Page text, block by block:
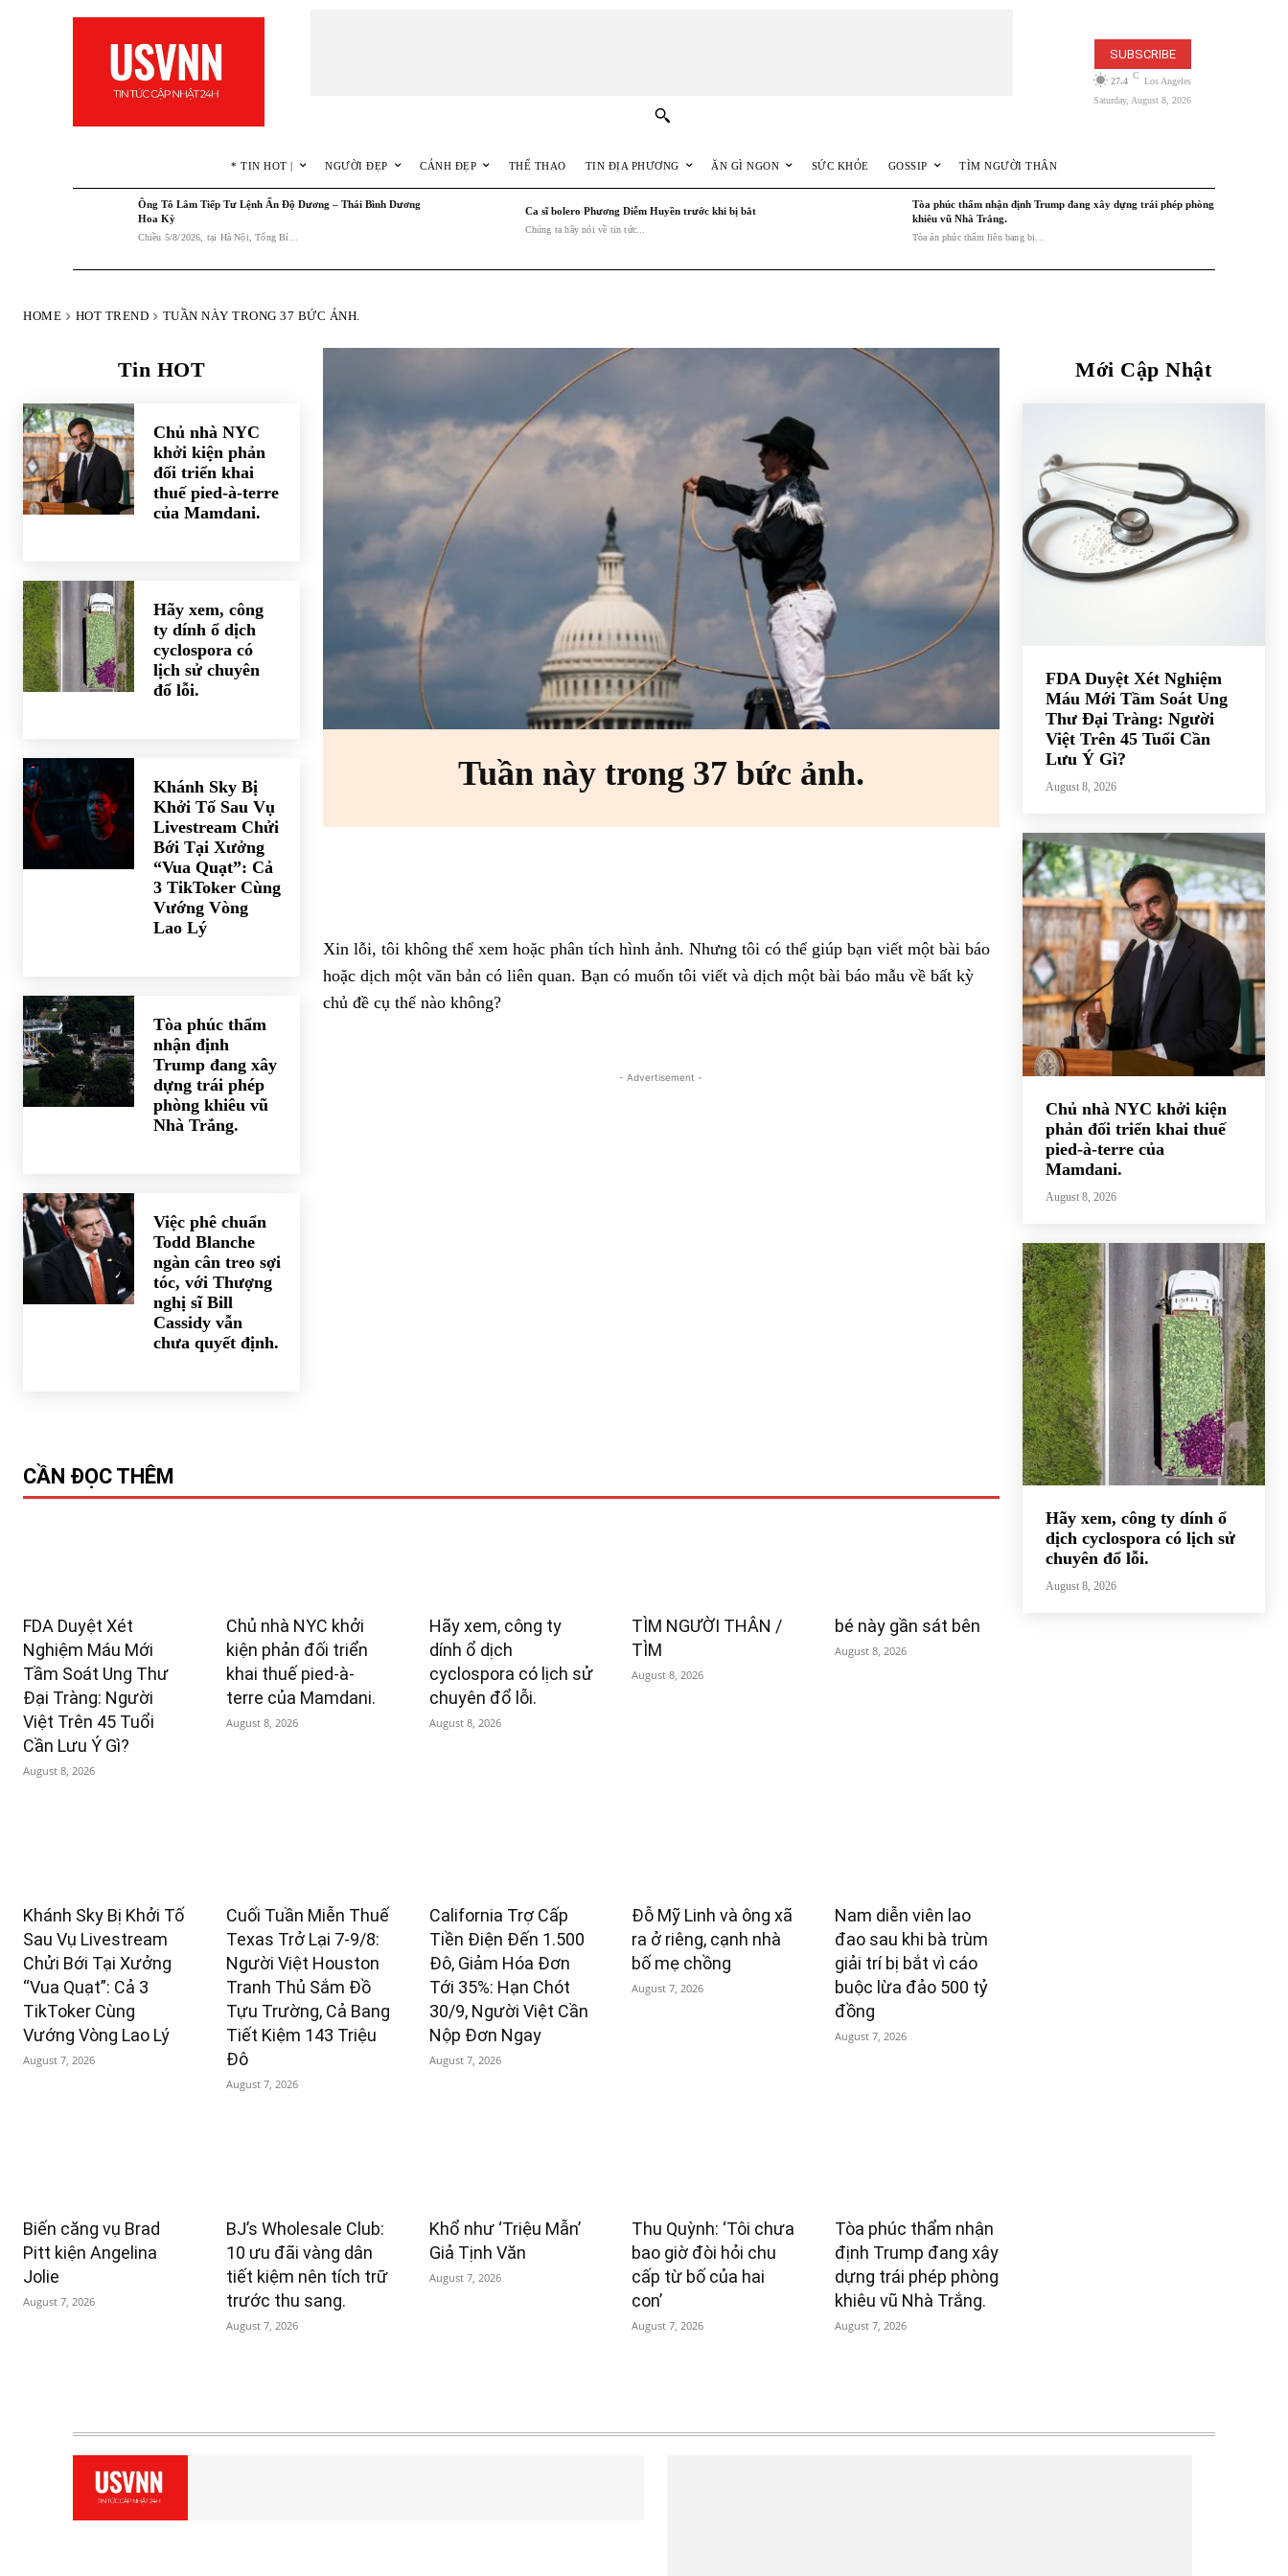
SUBSCRIBE
27.4
C
Los Angeles
Saturday, August 8, 2026
* TIN HOT | NGƯỜI ĐẸP CẢNH ĐẸP THỂ THAO TIN ĐỊA PHƯƠNG ĂN GÌ NGON SỨC KHỎE GOSSIP TÌM NGƯỜI THÂN
Ông Tô Lâm Tiếp Tư Lệnh Ấn Độ Dương – Thái Bình Dương
Hoa Kỳ
Chiều 5/8/2026, tại Hà Nội, Tổng Bí...
Ca sĩ bolero Phương Diễm Huyền trước khi bị bắt
Chúng ta hãy nói về tin tức...
Tòa phúc thẩm nhận định Trump đang xây dựng trái phép phòng
khiêu vũ Nhà Trắng.
Tòa án phúc thẩm liên bang bị...
HOME HOT TREND TUẦN NÀY TRONG 37 BỨC ẢNH.
Tin HOT
Chủ nhà NYC
khởi kiện phản
đối triển khai
thuế pied-à-terre
của Mamdani.
Hãy xem, công
ty dính ổ dịch
cyclospora có
lịch sử chuyên
đổ lỗi.
Khánh Sky Bị
Khởi Tố Sau Vụ
Livestream Chửi
Bới Tại Xưởng
“Vua Quạt”: Cả
3 TikToker Cùng
Vướng Vòng
Lao Lý
Tòa phúc thẩm
nhận định
Trump đang xây
dựng trái phép
phòng khiêu vũ
Nhà Trắng.
Việc phê chuẩn
Todd Blanche
ngàn cân treo sợi
tóc, với Thượng
nghị sĩ Bill
Cassidy vẫn
chưa quyết định.
Tuần này trong 37 bức ảnh.
Xin lỗi, tôi không thể xem hoặc phân tích hình ảnh. Nhưng tôi có thể giúp bạn viết một bài báo
hoặc dịch một văn bản có liên quan. Bạn có muốn tôi viết và dịch một bài báo mẫu về bất kỳ
chủ đề cụ thể nào không?
- Advertisement -
CẦN ĐỌC THÊM
FDA Duyệt Xét
Nghiệm Máu Mới
Tầm Soát Ung Thư
Đại Tràng: Người
Việt Trên 45 Tuổi
Cần Lưu Ý Gì?
August 8, 2026
Chủ nhà NYC khởi
kiện phản đối triển
khai thuế pied-à-
terre của Mamdani.
August 8, 2026
Hãy xem, công ty
dính ổ dịch
cyclospora có lịch sử
chuyên đổ lỗi.
August 8, 2026
TÌM NGƯỜI THÂN /
TÌM
August 8, 2026
bé này gần sát bên
August 8, 2026
Khánh Sky Bị Khởi Tố
Sau Vụ Livestream
Chửi Bới Tại Xưởng
“Vua Quạt”: Cả 3
TikToker Cùng
Vướng Vòng Lao Lý
August 7, 2026
Cuối Tuần Miễn Thuế
Texas Trở Lại 7-9/8:
Người Việt Houston
Tranh Thủ Sắm Đồ
Tựu Trường, Cả Bang
Tiết Kiệm 143 Triệu
Đô
August 7, 2026
California Trợ Cấp
Tiền Điện Đến 1.500
Đô, Giảm Hóa Đơn
Tới 35%: Hạn Chót
30/9, Người Việt Cần
Nộp Đơn Ngay
August 7, 2026
Đỗ Mỹ Linh và ông xã
ra ở riêng, cạnh nhà
bố mẹ chồng
August 7, 2026
Nam diễn viên lao
đao sau khi bà trùm
giải trí bị bắt vì cáo
buộc lừa đảo 500 tỷ
đồng
August 7, 2026
Biến căng vụ Brad
Pitt kiện Angelina
Jolie
August 7, 2026
BJ’s Wholesale Club:
10 ưu đãi vàng dân
tiết kiệm nên tích trữ
trước thu sang.
August 7, 2026
Khổ như ‘Triệu Mẫn’
Giả Tịnh Văn
August 7, 2026
Thu Quỳnh: ‘Tôi chưa
bao giờ đòi hỏi chu
cấp từ bố của hai
con’
August 7, 2026
Tòa phúc thẩm nhận
định Trump đang xây
dựng trái phép phòng
khiêu vũ Nhà Trắng.
August 7, 2026
Mới Cập Nhật
FDA Duyệt Xét Nghiệm
Máu Mới Tầm Soát Ung
Thư Đại Tràng: Người
Việt Trên 45 Tuổi Cần
Lưu Ý Gì?
August 8, 2026
Chủ nhà NYC khởi kiện
phản đối triển khai thuế
pied-à-terre của
Mamdani.
August 8, 2026
Hãy xem, công ty dính ổ
dịch cyclospora có lịch sử
chuyên đổ lỗi.
August 8, 2026